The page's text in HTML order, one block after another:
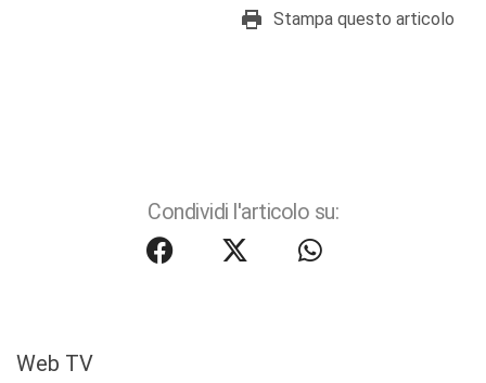
Stampa questo articolo
Condividi l'articolo su:
Web TV